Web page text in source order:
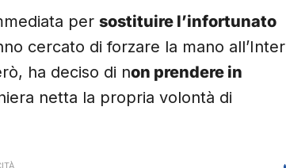
per sostituire l’infortunato
cercato di forzare la mano all’Inter
ha deciso di non prendere in
netta la propria volontà di